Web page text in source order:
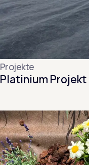
Projekte
Platinium